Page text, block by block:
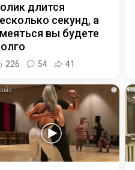
длится
секунд, а
вы будете
226 54 41
i